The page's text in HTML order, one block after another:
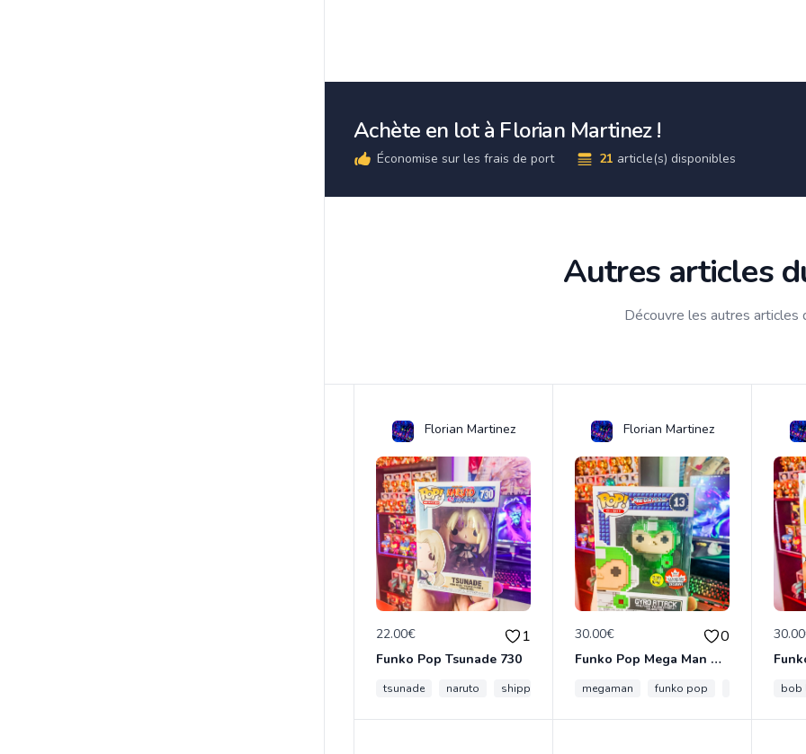
Achète en lot à Florian Martinez !
Économise sur les frais de port 21 article(s) disponibles
Autres articles
Découvre les autres articles
Florian Martinez
22.00€ 1
Funko Pop Tsunade 730
tsunade naruto shippuden funko pop
Florian Martinez
30.00€ 0
Funko Pop Mega Man Gyro Attack Convention GITD
megaman funko pop gyro attackbob